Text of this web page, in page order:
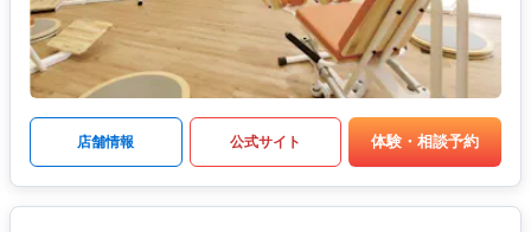
店舗情報 公式サイト 体験・相談予約